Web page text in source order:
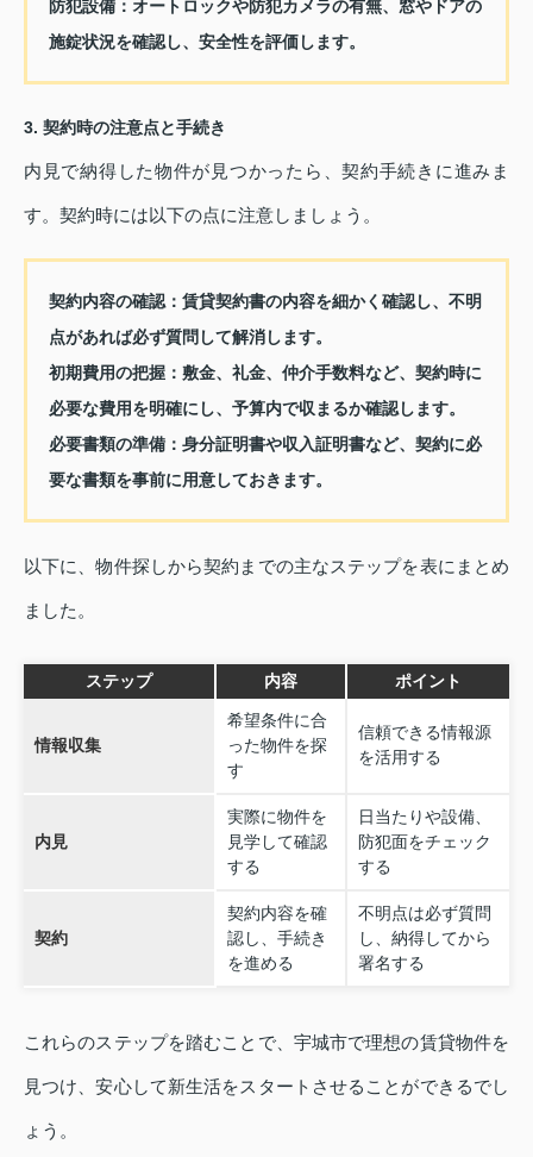
防犯設備： オートロックや防犯カメラの有無、窓やドアの
施錠状況を確認し、安全性を評価します。
3. 契約時の注意点と手続き
内見で納得した物件が見つかったら、契約手続きに進みま
す。契約時には以下の点に注意しましょう。
契約内容の確認： 賃貸契約書の内容を細かく確認し、不明
点があれば必ず質問して解消します。
初期費用の把握： 敷金、礼金、仲介手数料など、契約時に
必要な費用を明確にし、予算内で収まるか確認します。
必要書類の準備： 身分証明書や収入証明書など、契約に必
要な書類を事前に用意しておきます。
以下に、物件探しから契約までの主なステップを表にまとめ
ました。
ステップ 内容 ポイント
情報収集
希望条件に合
った物件を探
す
信頼できる情報源
を活用する
内見
実際に物件を
見学して確認
する
日当たりや設備、
防犯面をチェック
する
契約
契約内容を確
認し、手続き
を進める
不明点は必ず質問
し、納得してから
署名する
これらのステップを踏むことで、宇城市で理想の賃貸物件を
見つけ、安心して新生活をスタートさせることができるでし
ょう。